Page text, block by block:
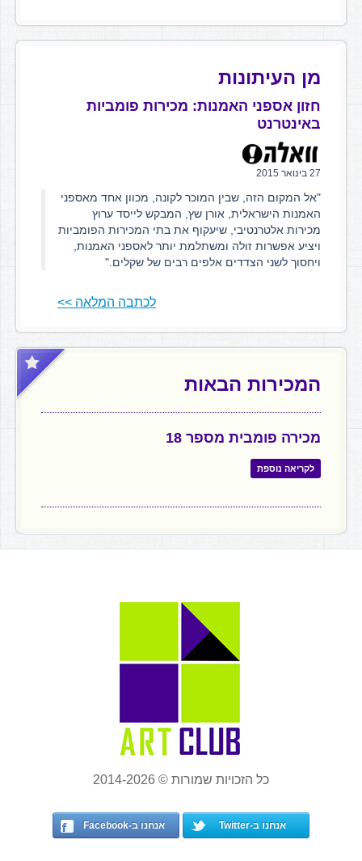
מן העיתונות
חזון אספני האמנות: מכירות פומביות
באינטרנט
27 בינואר 2015
"אל המקום הזה, שבין המוכר לקונה, מכוון אחד מאספני
האמנות הישראלית, אורן שץ, המבקש לייסד ערוץ
מכירות אלטרנטיבי, שיעקוף את בתי המכירות הפומביות
ויציע אפשרות זולה ומשתלמת יותר לאספני האמנות,
ויחסוך לשני הצדדים אלפים רבים של שקלים."
לכתבה המלאה >>
המכירות הבאות
מכירה פומבית מספר 18
לקריאה נוספת
כל הזכויות שמורות © 2014-2026
אנחנו ב-Twitter אנחנו ב-Facebook